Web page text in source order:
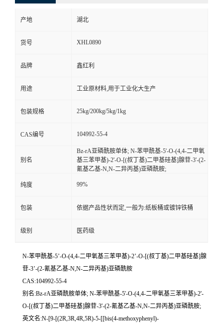
产地 湖北
货号 XHL0890
品牌 鑫红利
用途 工业原材料,用于工业化大生产
包装规格 25kg/200kg/5kg/1kg
CAS编号 104992-55-4
别名
Bz-rA亚磷酰胺单体; N-苯甲酰基-5'-O-(4,4-二甲氧
基三苯甲基)-2'-O-[(叔丁基)二甲基硅基]腺苷-3'-(2-
氰基乙基-N,N-二异丙基)亚磷酰胺;
纯度 99%
包装 依据产品性状而定,一般为:纸板桶或镀锌铁桶
级别 医药级
N-苯甲酰基-5’-O-(4,4-二甲氧基三苯甲基)-2’-O-[(叔丁基)二甲基硅基]腺
苷-3’-(2-氰基乙基-N,N-二异丙基)亚磷酰胺
CAS:104992-55-4
别名:Bz-rA亚磷酰胺单体; N-苯甲酰基-5'-O-(4,4-二甲氧基三苯甲基)-2'-
O-[(叔丁基)二甲基硅基]腺苷-3'-(2-氰基乙基-N,N-二异丙基)亚磷酰胺;
英文名:N-[9-[(2R,3R,4R,5R)-5-[[bis(4-methoxyphenyl)-